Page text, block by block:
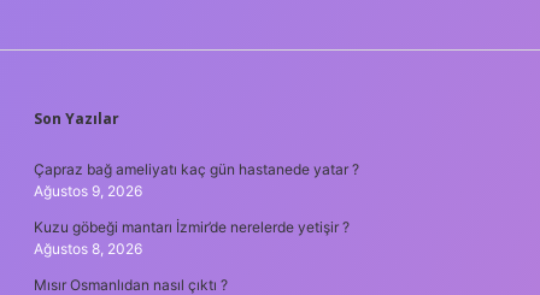
SIDEBAR
Son Yazılar
Çapraz bağ ameliyatı kaç gün hastanede yatar ?
Ağustos 9, 2026
Kuzu göbeği mantarı İzmir’de nerelerde yetişir ?
Ağustos 8, 2026
Mısır Osmanlıdan nasıl çıktı ?